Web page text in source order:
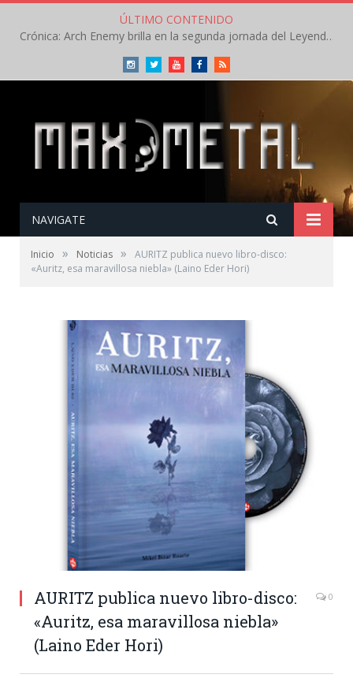
ÚLTIMO CONTENIDO
Crónica: Arch Enemy brilla en la segunda jornada del Leyendas del Rock – Jueves – Agosto 2026
InstagramTwitterYoutubeFacebookRSS
NAVIGATE
Inicio » Noticias »
AURITZ publica nuevo libro-disco:
«Auritz, esa maravillosa niebla» (Laino Eder Hori)
AURITZ publica nuevo libro-disco:
«Auritz, esa maravillosa niebla»
(Laino Eder Hori)
0